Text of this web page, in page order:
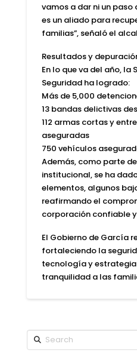
vamos a dar ni un
es un aliado para
familias”, señaló el
Resultados y
En lo que va del año, la
Seguridad ha logrado:
Más de 5,000
13 bandas delictivas
112 armas cortas y
aseguradas
750 vehículos
Además, como parte
institucional, se ha
elementos, algunos
reafirmando el
corporación confiable
El Gobierno de García
fortaleciendo la
tecnología y
tranquilidad a las
Search